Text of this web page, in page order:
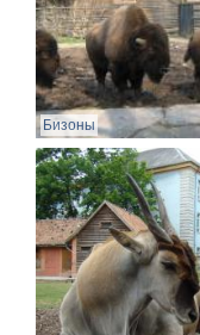
Бизоны